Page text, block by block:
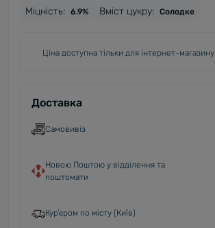
Міцність: 6.9% Вміст цукру: Солодке
Ціна доступна тільки для інтернет-магазину
Доставка
Самовивіз
Новою Поштою у відділення та
поштомати
Курʼєром по місту (Київ)